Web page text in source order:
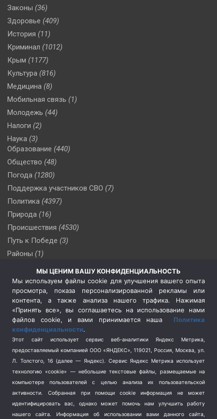
Законы (36)
Здоровье (409)
История (11)
Криминал (1012)
Крым (1177)
Культура (816)
Медицина (8)
Мобильная связь (1)
Молодежь (44)
Налоги (2)
Наука (3)
Образование (440)
Общество (48)
Погода (1280)
Поддержка участников СВО (7)
Политика (4397)
Природа (16)
Происшествия (4530)
Путь к Победе (3)
Районы (1)
(510)
Сельское хозяйство (3)
Социальная политика
(3)
Спецоперация в Украине
Спецоперация на Украине
(404)
Спорт (740)
Терроризм (1)
Транспорт (262)
Туризм (178)
Флот (76)
МЫ ЦЕНИМ ВАШУ КОНФИДЕНЦИАЛЬНОСТЬ
Мы используем файлы cookie для улучшения вашего опыта
просмотра, показа персонализированной рекламы или
контента, а также анализа нашего трафика. Нажимая
«Принять все», вы соглашаетесь на использование нами
файлов cookie, и вами принимается наша Политика
конфиденциальности.
Этот сайт использует сервис веб-аналитики Яндекс Метрика,
предоставляемый компанией ООО «ЯНДЕКС», 119021, Россия, Москва, ул.
Л. Толстого, 16 (далее — Яндекс). Сервис Яндекс Метрика использует
технологию «cookie» — небольшие текстовые файлы, размещаемые на
компьютере пользователей с целью анализа их пользовательской
активности.
Собранная при помощи cookie информация не может
идентифицировать вас, однако может помочь нам улучшить работу
нашего сайта. Информация об использовании вами данного сайта,